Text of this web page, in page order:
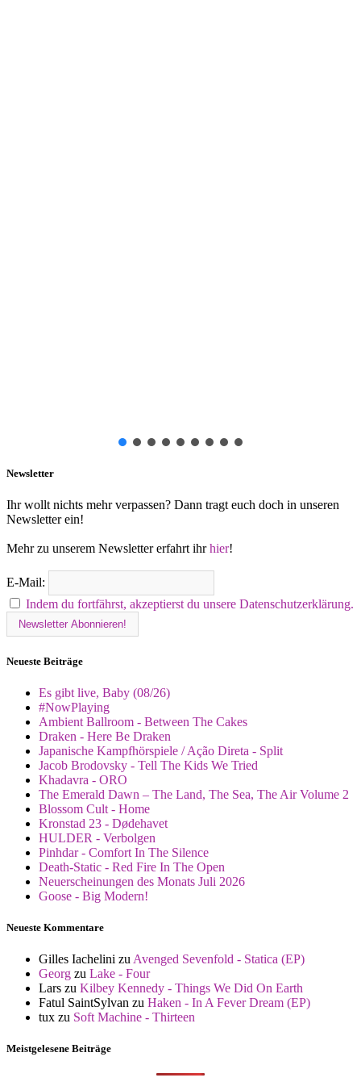
Newsletter
Ihr wollt nichts mehr verpassen? Dann tragt euch doch in unseren
Newsletter ein!
Mehr zu unserem Newsletter erfahrt ihrhier!
E-Mail:
Indem du fortfährst, akzeptierst du unsere Datenschutzerklärung.
Neueste Beiträge
Es gibt live, Baby (08/26)
#NowPlaying
Ambient Ballroom - Between The Cakes
Draken - Here Be Draken
Japanische Kampfhörspiele / Ação Direta - Split
Jacob Brodovsky - Tell The Kids We Tried
Khadavra - ORO
The Emerald Dawn – The Land, The Sea, The Air Volume 2
Blossom Cult - Home
Kronstad 23 - Dødehavet
HULDER - Verbolgen
Pinhdar - Comfort In The Silence
Death-Static - Red Fire In The Open
Neuerscheinungen des Monats Juli 2026
Goose - Big Modern!
Neueste Kommentare
Gilles Iachelini zu Avenged Sevenfold - Statica (EP)
Georg zu Lake - Four
Lars zu Kilbey Kennedy - Things We Did On Earth
Fatul SaintSylvan zu Haken - In A Fever Dream (EP)
tux zu Soft Machine - Thirteen
Meistgelesene Beiträge